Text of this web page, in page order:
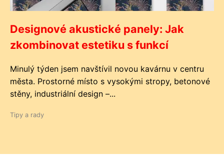
Designové akustické panely: Jak
zkombinovat estetiku s funkcí
Minulý týden jsem navštívil novou kavárnu v centru
města. Prostorné místo s vysokými stropy, betonové
stěny, industriální design –...
Tipy a rady